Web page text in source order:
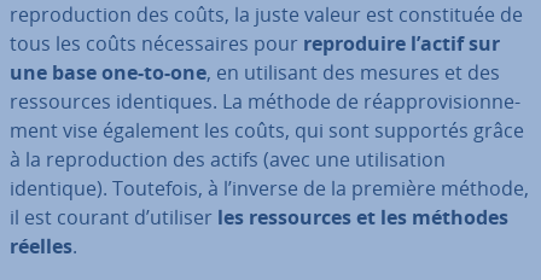
re­pro­duc­tion des coûts, la juste valeur est cons­ti­tuée de
tous les coûts né­ces­saires pour re­pro­duire l’actif sur
une base one-to-one, en utilisant des mesures et des
res­sources iden­tiques. La méthode de réap­pro­vi­sion­ne­
ment vise également les coûts, qui sont supportés grâce
à la re­pro­duc­tion des actifs (avec une uti­li­sa­tion
identique). Toutefois, à l’inverse de la première méthode,
il est courant d’utiliser les res­sources et les méthodes
réelles.